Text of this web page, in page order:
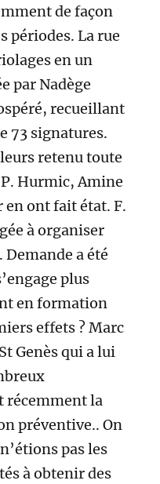
de façon
périodes. La rue
en un
par Nadège
recueillant
73 signatures.
retenu toute
Hurmic, Amine
en ont fait état. F.
à organiser
a été
plus
en formation
effets ? Marc
Genès qui a lui
récemment la
préventive.. On
pas les
à obtenir des